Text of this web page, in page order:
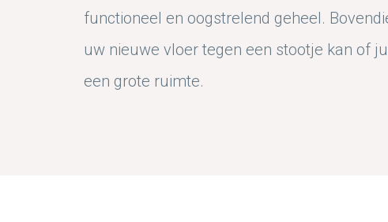
functioneel en oogstrelend geheel.
uw nieuwe vloer tegen een stootje kan of
een grote ruimte.